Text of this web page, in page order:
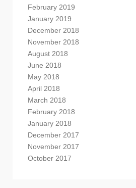
February 2019
January 2019
December 2018
November 2018
August 2018
June 2018
May 2018
April 2018
March 2018
February 2018
January 2018
December 2017
November 2017
October 2017